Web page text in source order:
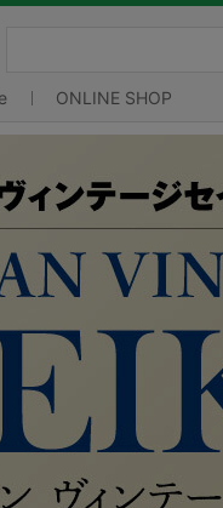
ONLINE SHOP